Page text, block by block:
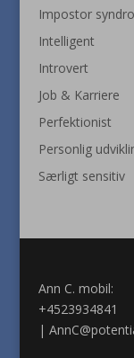
Impostor
Intelligent
Introvert
Job & Karriere
Perfektionist
Personlig
Særligt sensitiv
Ann C. mobil:
+4523934841
|